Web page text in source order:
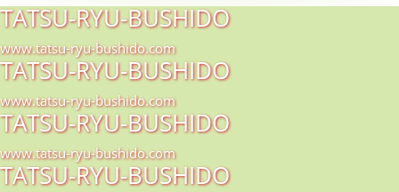
TATSU-RYU-BUSHIDO
www.tatsu-ryu-bushido.com
TATSU-RYU-BUSHIDO
www.tatsu-ryu-bushido.com
TATSU-RYU-BUSHIDO
www.tatsu-ryu-bushido.com
TATSU-RYU-BUSHIDO